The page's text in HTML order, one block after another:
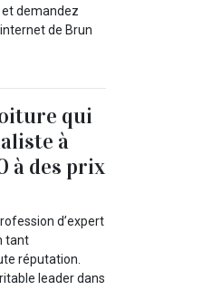
et demandez
de Brun
qui
à
à des prix
d’expert
tant
réputation.
leader dans